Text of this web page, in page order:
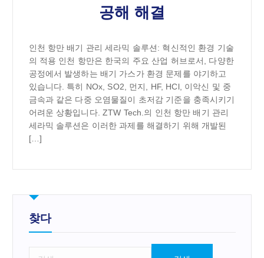
공해 해결
인천 항만 배기 관리 세라믹 솔루션: 혁신적인 환경 기술
의 적용 인천 항만은 한국의 주요 산업 허브로서, 다양한
공정에서 발생하는 배기 가스가 환경 문제를 야기하고
있습니다. 특히 NOx, SO2, 먼지, HF, HCl, 이악신 및 중
금속과 같은 다중 오염물질이 초저감 기준을 충족시키기
어려운 상황입니다. ZTW Tech.의 인천 항만 배기 관리
세라믹 솔루션은 이러한 과제를 해결하기 위해 개발된
[…]
찾다